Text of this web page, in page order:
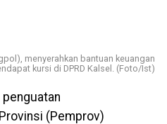
menyerahkan bantuan keuangan
kursi di DPRD Kalsel. (Foto/Ist)
(Pemprov)